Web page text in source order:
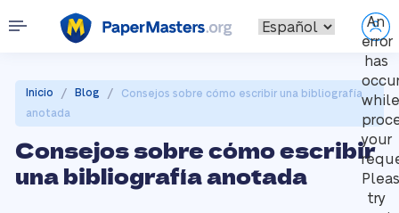
An
error
has
while
your
try
Inicio / Blog /
Consejos sobre cómo escribir una bibliografía
anotada
Consejos sobre cómo escribir
una bibliografía anotada